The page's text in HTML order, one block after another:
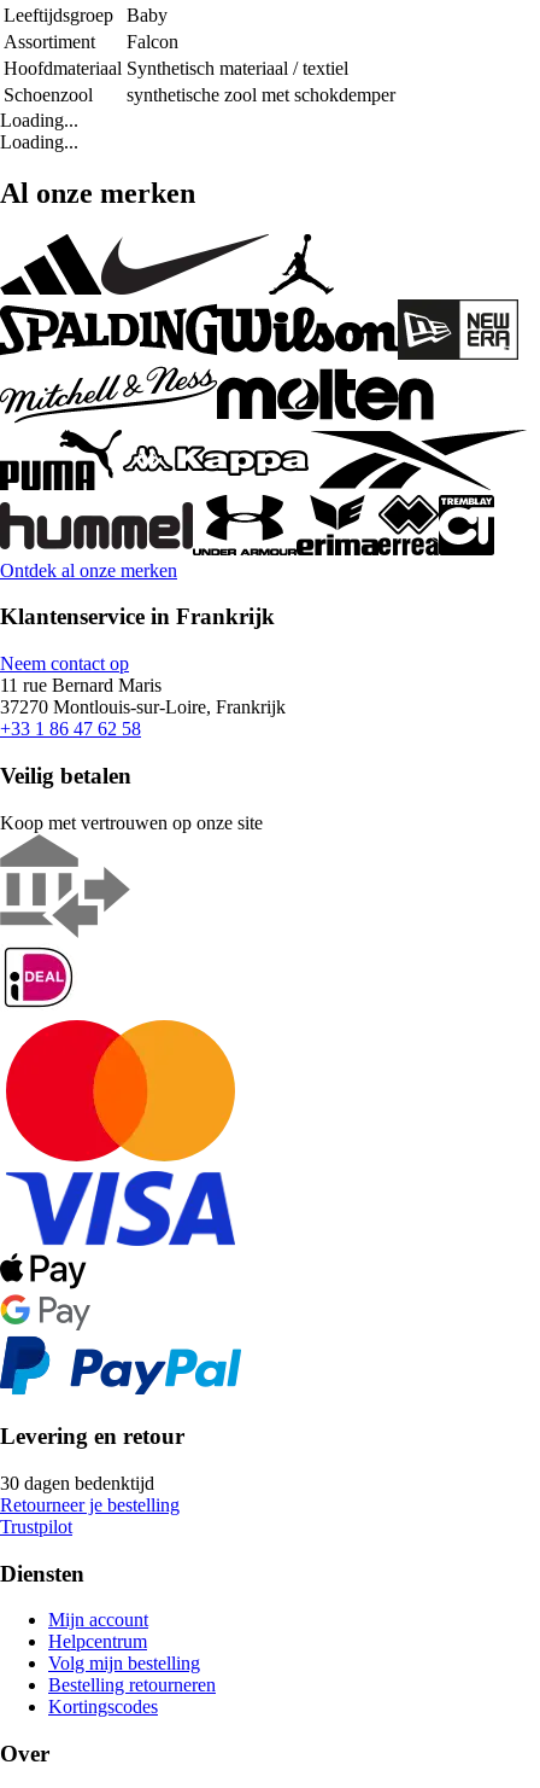
Leeftijdsgroep
Baby
Assortiment
Falcon
Hoofdmateriaal Synthetisch materiaal / textiel
Schoenzool
synthetische zool met schokdemper
Loading...
Loading...
Al onze merken
Ontdek al onze merken
Klantenservice in Frankrijk
Neem contact op
11 rue Bernard Maris
37270 Montlouis-sur-Loire, Frankrijk
+33 1 86 47 62 58
Veilig betalen
Koop met vertrouwen op onze site
Levering en retour
30 dagen bedenktijd
Retourneer je bestelling
Trustpilot
Diensten
Mijn account
Helpcentrum
Volg mijn bestelling
Bestelling retourneren
Kortingscodes
Over